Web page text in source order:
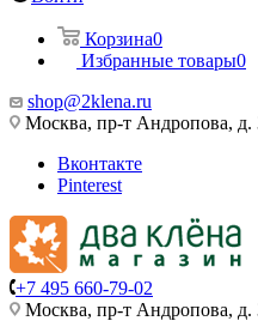
Корзина0
Избранные товары0
shop@2klena.ru
Москва, пр-т Андропова, д.
Вконтакте
Pinterest
+7 495 660-79-02
Москва, пр-т Андропова, д.